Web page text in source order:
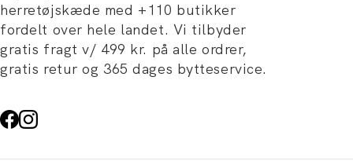
herretøjskæde med +110 butikker
fordelt over hele landet. Vi tilbyder
gratis fragt v/ 499 kr. på alle ordrer,
gratis retur og 365 dages bytteservice.